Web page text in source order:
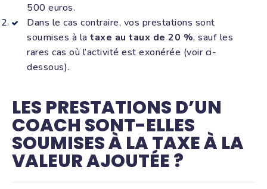
500 euros.
Dans le cas contraire, vos prestations sont
soumises à la taxe au taux de 20 %, sauf les
rares cas où l’activité est exonérée (voir ci-
dessous).
LES PRESTATIONS D’UN
COACH SONT-ELLES
SOUMISES À LA TAXE À LA
VALEUR AJOUTÉE ?